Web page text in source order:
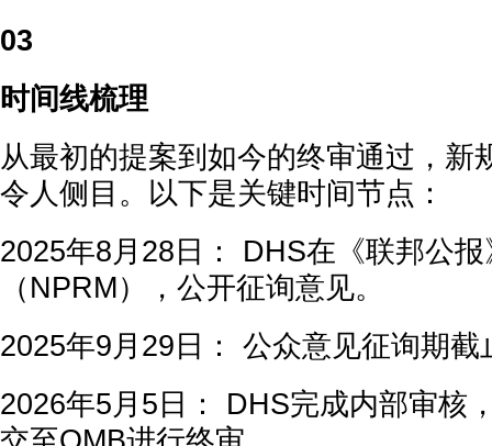
03
时间线梳理
从最初的提案到如今的终审通过，新
令人侧目。以下是关键时间节点：
2025年8月28日： DHS在《联邦公
（NPRM），公开征询意见。
2025年9月29日： 公众意见征询期截
2026年5月5日： DHS完成内部审核